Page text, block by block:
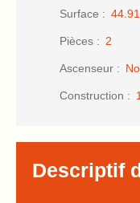
Surface : 44.91
Pièces : 2
Ascenseur :
Construction :
Descriptif